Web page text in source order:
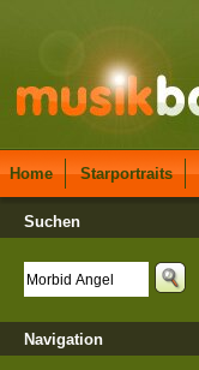
Home Starportraits
Suchen
Navigation